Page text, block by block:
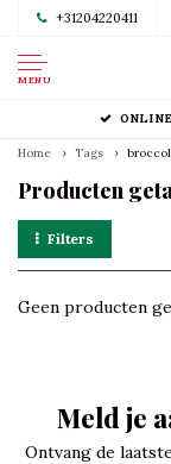
+31204220411
MENU
Home Tags
Producten
Filters
Geen producten
Meld je
Ontvang de